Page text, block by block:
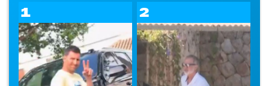
1 2